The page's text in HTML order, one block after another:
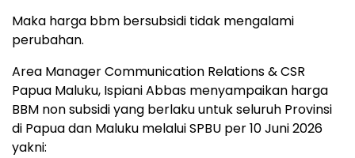
Maka harga bbm bersubsidi tidak mengalami
perubahan.
Area Manager Communication Relations & CSR
Papua Maluku, Ispiani Abbas menyampaikan harga
BBM non subsidi yang berlaku untuk seluruh Provinsi
di Papua dan Maluku melalui SPBU per 10 Juni 2026
yakni: